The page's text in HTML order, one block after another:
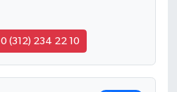
0 (312) 234 22 10